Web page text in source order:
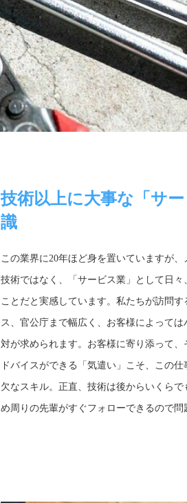
技術以上に大事な「サ
識
この業界に20年ほど身を置いていますが
技術ではなく、「サービス業」として日
ことだと実感しています。私たちが訪問
ス、官公庁まで幅広く、お客様によって
対が求められます。お客様に寄り添って
ドバイスができる「気遣い」こそ、この
欠なスキル。正直、技術は後からいくら
め周りの先輩がすぐフォローできるので問